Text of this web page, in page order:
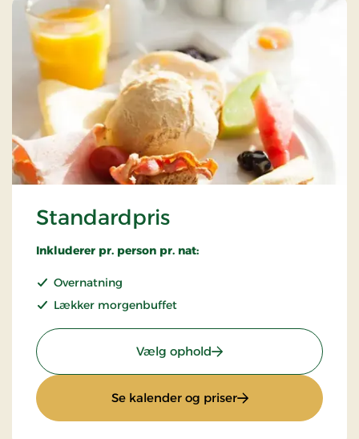
Standardpris
Inkluderer pr. person pr. nat:
Overnatning
Lækker morgenbuffet
Vælg ophold: Standardpris
Se kalender og priser: Standardpris